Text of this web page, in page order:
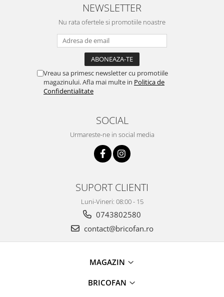
Corpuri de iluminat
Lumina de crestere pentru plante
Proiectoare & lampi de lucru
Veioze si Lampi
Aparate de spalat cu presiune si
Articole si accesorii pentru baie
NEWSLETTER
Nu rata ofertele si promotiile noastre
Vreau sa primesc newsletter cu promotiile
magazinului. Afla mai multe in Politica de
Confidentialitate
SOCIAL
Urmareste-ne in social media
SUPORT CLIENTI
Luni-Vineri: 08:00 - 15
0743802580
contact@bricofan.ro
MAGAZIN
BRICOFAN